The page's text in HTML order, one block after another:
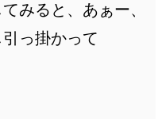
みると、あぁー、
っ掛かって